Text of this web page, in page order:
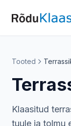
Tooted
Klaasitud
tuule ja tolmu